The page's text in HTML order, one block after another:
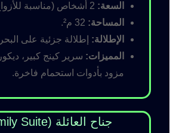
السعة:
المساحة:
الإطلالة: إطلالة جزئية على
المميزات: سرير كينج كبير،
مزود بأدوات استحمام فاخرة.
جناح العائلة (Family Suite)